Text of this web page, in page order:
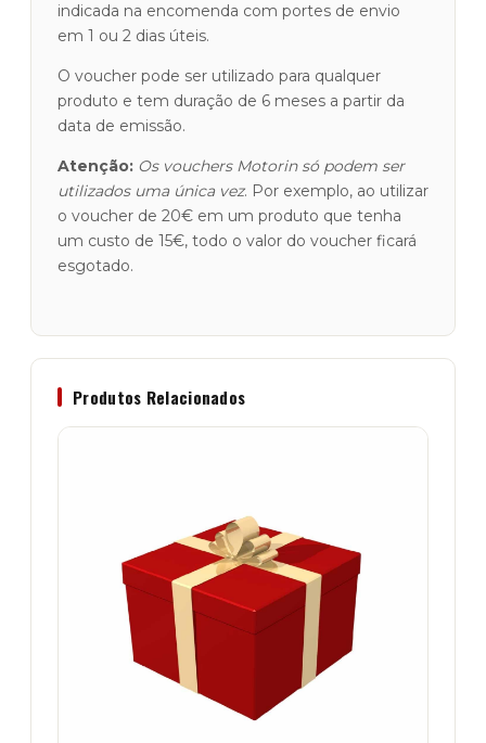
indicada na encomenda com portes de envio
em 1 ou 2 dias úteis.
O voucher pode ser utilizado para qualquer
produto e tem duração de 6 meses a partir da
data de emissão.
Atenção: Os vouchers Motorin só podem ser
utilizados uma única vez. Por exemplo, ao utilizar
o voucher de 20€ em um produto que tenha
um custo de 15€, todo o valor do voucher ficará
esgotado.
Produtos Relacionados